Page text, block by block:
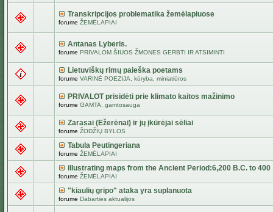
Transkripcijos problematika žemėlapiuose
forume ŽEMĖLAPIAI
Antanas Lyberis.
forume PRIVALOM ŠIUOS ŽMONES GERBTI IR ATSIMINTI
Lietuviškų rimų paieška poetams
forume VARINĖ POEZIJA, kūryba, miniatiūros
PRIVALOT prisidėti prie klimato kaitos mažinimo
forume GAMTA, gamtosauga
Zarasai (Ežerėnai) ir jų įkūrėjai sėliai
forume ŽODŽIŲ BYLOS
Tabula Peutingeriana
forume ŽEMĖLAPIAI
illustrating maps from the Ancient Period:6,200 B.C. to 400
forume ŽEMĖLAPIAI
"kiaulių gripo" ataka yra suplanuota
forume Dabarties aktualijos